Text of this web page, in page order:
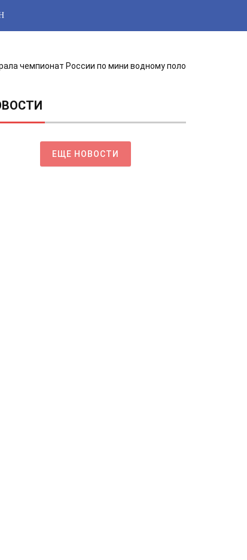
чемпионат России по мини водному поло
ЕЩЕ НОВОСТИ